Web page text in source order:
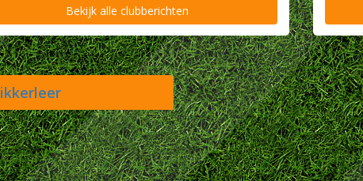
Bekijk alle clubberichten